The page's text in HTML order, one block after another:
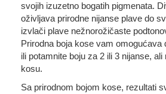
svojih izuzetno bogatih pigmenata.
oživljava prirodne nijanse plave do
izvlači plave nežnorožičaste
Prirodna boja kose vam omogućava
ili potamnite boju za 2 ili 3 nijanse,
kosu.
Sa prirodnom bojom kose, rezultati